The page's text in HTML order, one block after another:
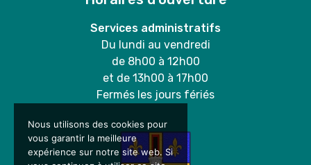
Services administratifs
Du lundi au vendredi
de 8h00 à 12h00
et de 13h00 à 17h00
Fermés les jours fériés
Nous utilisons des cookies pour
vous garantir la meilleure
expérience sur notre site web. Si